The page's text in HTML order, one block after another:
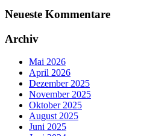
Neueste Kommentare
Archiv
Mai 2026
April 2026
Dezember 2025
November 2025
Oktober 2025
August 2025
Juni 2025